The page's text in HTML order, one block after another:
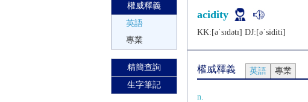
權威釋義
英語
專業
精簡查詢
生字筆記
acidity
KK:[ǝˈsɪdǝtɪ] DJ:[ǝˈsiditi]
權威釋義 英語 專業
n.